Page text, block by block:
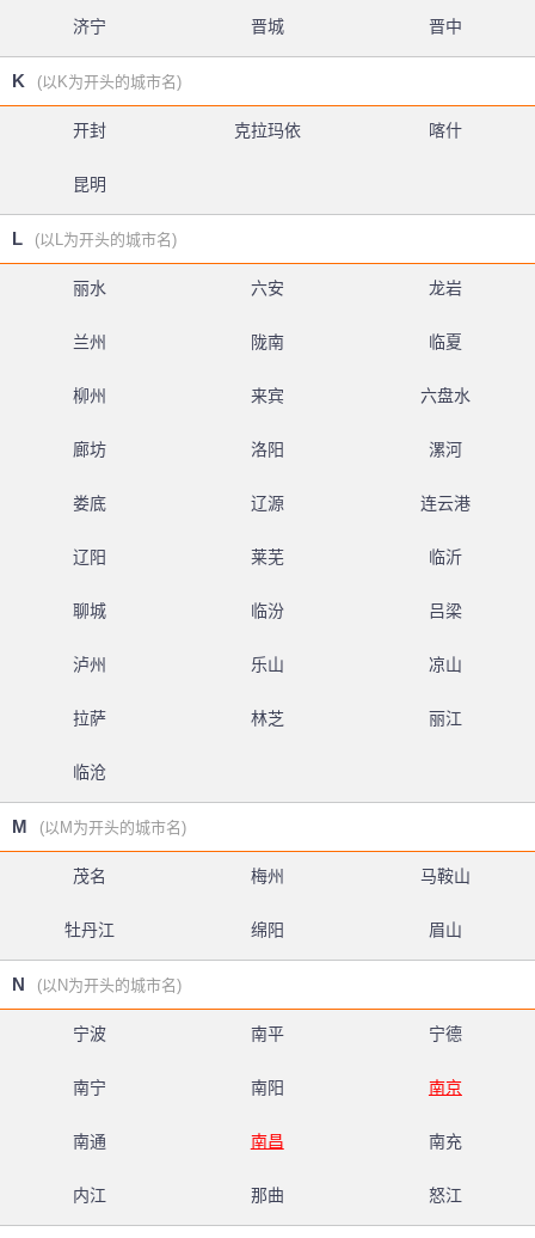
济宁 晋城 晋中
K (以K为开头的城市名)
开封 克拉玛依 喀什
昆明
L (以L为开头的城市名)
丽水 六安 龙岩
兰州 陇南 临夏
柳州 来宾 六盘水
廊坊 洛阳 漯河
娄底 辽源 连云港
辽阳 莱芜 临沂
聊城 临汾 吕梁
泸州 乐山 凉山
拉萨 林芝 丽江
临沧
M (以M为开头的城市名)
茂名 梅州 马鞍山
牡丹江 绵阳 眉山
N (以N为开头的城市名)
宁波 南平 宁德
南宁 南阳 南京
南通 南昌 南充
内江 那曲 怒江